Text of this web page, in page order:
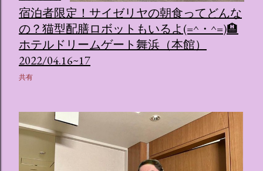
宿泊者限定！サイゼリヤの朝食ってどんな
の？猫型配膳ロボットもいるよ(=^・^=)🏨
ホテルドリームゲート舞浜（本館）
2022/04.16~17
共有